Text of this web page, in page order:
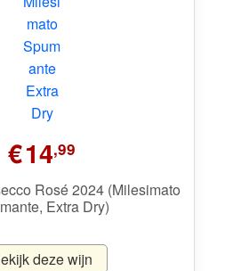
€14,99
Rosé 2024 (Milesimato
Extra Dry)
deze wijn